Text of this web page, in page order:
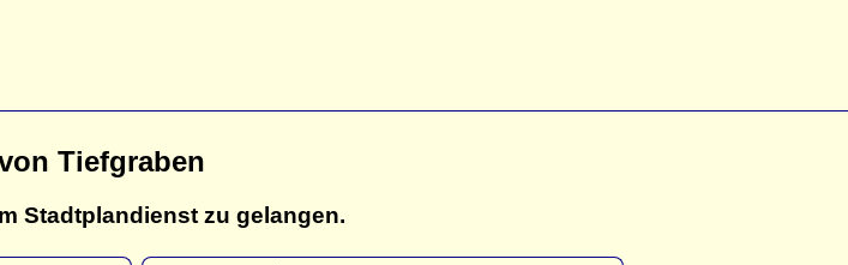
Tiefgraben
Stadtplandienst zu gelangen.